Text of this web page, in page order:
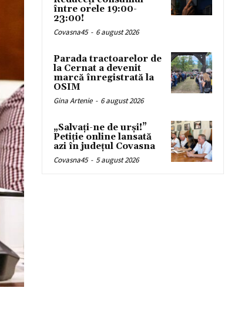
între orele 19:00-
23:00!
Covasna45 - 6 august 2026
Parada tractoarelor de
la Cernat a devenit
marcă înregistrată la
OSIM
Gina Artenie - 6 august 2026
„Salvați-ne de urși!”
Petiție online lansată
azi în județul Covasna
Covasna45 - 5 august 2026